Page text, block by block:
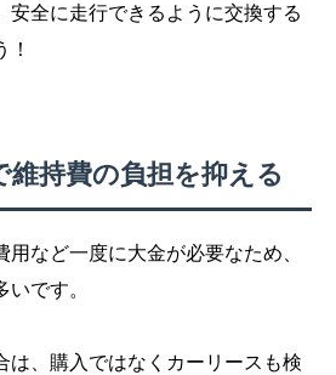
安全に走行できるように交換する
！
維持費の負担を抑える
など一度に大金が必要なため、
です。
は、購入ではなくカーリースも検